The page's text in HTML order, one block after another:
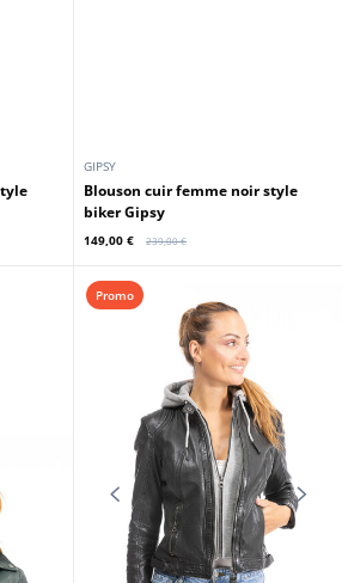
GIPSY
Blouson cuir femme noir style
biker Gipsy
149,00 € 239,00 €
Promo